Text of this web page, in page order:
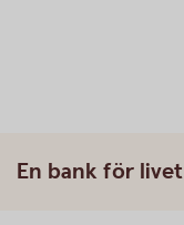
En bank för livet